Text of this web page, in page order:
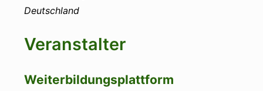
Deutschland
Veranstalter
Weiterbildungsplattform